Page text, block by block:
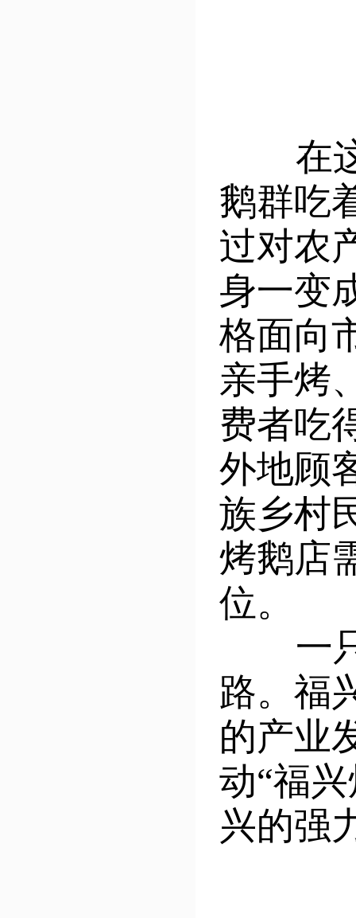
在这
鹅群吃
过对农
身一变
格面向
亲手烤
费者吃
外地顾
族乡村
烤鹅店
位。
一只
路。福
的产业
动“福
兴的强